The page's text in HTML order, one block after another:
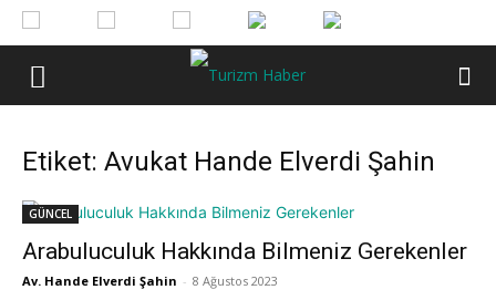
Etiket: Avukat Hande Elverdi Şahin
GÜNCEL
Arabuluculuk Hakkında Bilmeniz Gerekenler
Av. Hande Elverdi Şahin - 8 Ağustos 2023